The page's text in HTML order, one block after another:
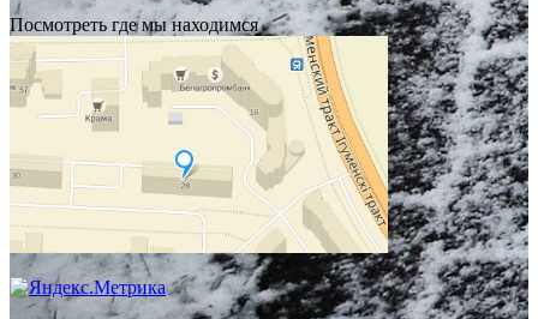
Посмотреть где мы находимся